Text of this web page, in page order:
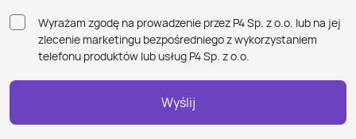
Wyrażam zgodę na prowadzenie przez P4 Sp. z o.o. lub na jej
zlecenie marketingu bezpośredniego z wykorzystaniem
telefonu produktów lub usług P4 Sp. z o.o.
Wyślij